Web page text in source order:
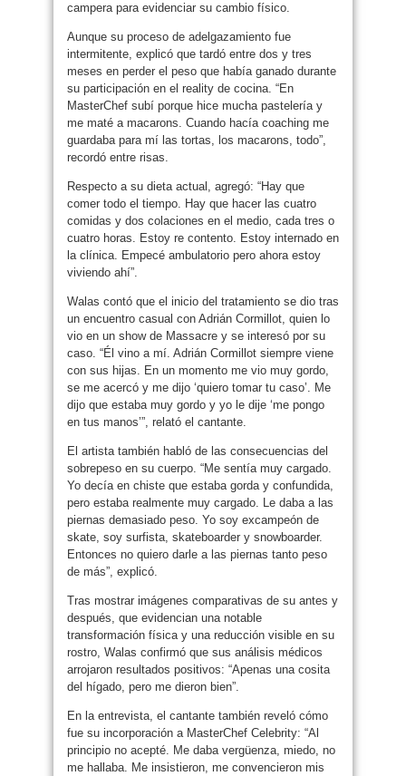
campera para evidenciar su cambio físico.
Aunque su proceso de adelgazamiento fue
intermitente, explicó que tardó entre dos y tres
meses en perder el peso que había ganado durante
su participación en el reality de cocina. “En
MasterChef subí porque hice mucha pastelería y
me maté a macarons. Cuando hacía coaching me
guardaba para mí las tortas, los macarons, todo”,
recordó entre risas.
Respecto a su dieta actual, agregó: “Hay que
comer todo el tiempo. Hay que hacer las cuatro
comidas y dos colaciones en el medio, cada tres o
cuatro horas. Estoy re contento. Estoy internado en
la clínica. Empecé ambulatorio pero ahora estoy
viviendo ahí”.
Walas contó que el inicio del tratamiento se dio tras
un encuentro casual con Adrián Cormillot, quien lo
vio en un show de Massacre y se interesó por su
caso. “Él vino a mí. Adrián Cormillot siempre viene
con sus hijas. En un momento me vio muy gordo,
se me acercó y me dijo ‘quiero tomar tu caso’. Me
dijo que estaba muy gordo y yo le dije ‘me pongo
en tus manos’”, relató el cantante.
El artista también habló de las consecuencias del
sobrepeso en su cuerpo. “Me sentía muy cargado.
Yo decía en chiste que estaba gorda y confundida,
pero estaba realmente muy cargado. Le daba a las
piernas demasiado peso. Yo soy excampeón de
skate, soy surfista, skateboarder y snowboarder.
Entonces no quiero darle a las piernas tanto peso
de más”, explicó.
Tras mostrar imágenes comparativas de su antes y
después, que evidencian una notable
transformación física y una reducción visible en su
rostro, Walas confirmó que sus análisis médicos
arrojaron resultados positivos: “Apenas una cosita
del hígado, pero me dieron bien”.
En la entrevista, el cantante también reveló cómo
fue su incorporación a MasterChef Celebrity: “Al
principio no acepté. Me daba vergüenza, miedo, no
me hallaba. Me insistieron, me convencieron mis